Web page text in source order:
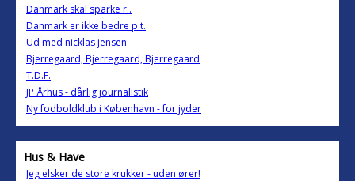
Danmark skal sparke r..
Danmark er ikke bedre p.t.
Ud med nicklas jensen
Bjerregaard, Bjerregaard, Bjerregaard
T.D.F.
JP Århus - dårlig journalistik
Ny fodboldklub i København - for jyder
Hus & Have
Jeg elsker de store krukker - uden ører!